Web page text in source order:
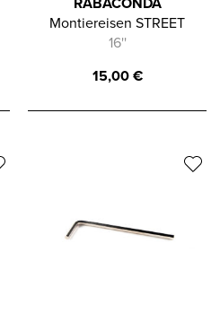
Montiereisen STREET
16''
15,00€